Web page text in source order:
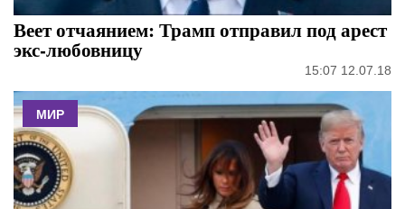
Веет отчаянием: Трамп отправил под арест
экс-любовницу
15:07 12.07.18
МИР